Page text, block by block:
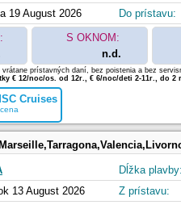
19 August 2026
Do prístavu:
S OKNOM:
n.d.
Cruises
prístavných daní, bez poistenia a bez
€ 12/noc/os. od 12r., € 6/noc/deti 2-11r., do 2
13 August 2026
Dĺžka plavby:
Z prístavu: